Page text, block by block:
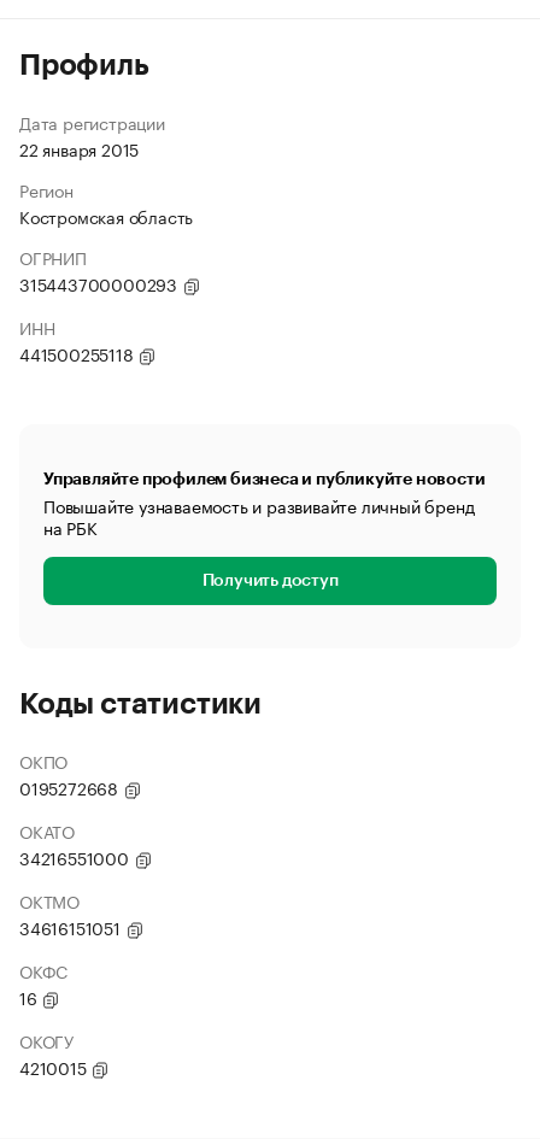
Профиль
Дата регистрации
22 января 2015
Регион
Костромская область
ОГРНИП
315443700000293
ИНН
441500255118
Управляйте профилем бизнеса и публикуйте новости
Повышайте узнаваемость и развивайте личный бренд
на РБК
Получить доступ
Коды статистики
ОКПО
0195272668
ОКАТО
34216551000
ОКТМО
34616151051
ОКФС
16
ОКОГУ
4210015